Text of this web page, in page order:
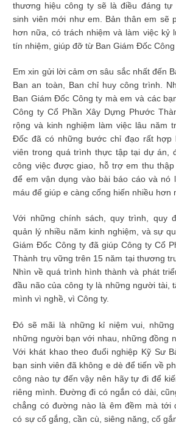
thương hiệu công ty sẽ là điều đáng tự
sinh viên mới như em. Bản thân em sẽ
hơn nữa, có trách nhiệm và làm việc kỷ
tín nhiệm, giúp đỡ từ Ban Giám Đốc Công
Em xin gửi lời cảm ơn sâu sắc nhất đến
Ban an toàn, Ban chỉ huy công trình.
Ban Giám Đốc Công ty mà em và các
Công ty Cổ Phần Xây Dựng Phước
rộng và kinh nghiệm làm việc lâu năm
Đốc đã có những bước chỉ đạo rất hợp
viên trong quá trình thực tập tại dự án,
công việc được giao, hỗ trợ em thu
để em vận dụng vào bài báo cáo và nó
máu để giúp e càng cống hiến nhiều hơn
Với những chính sách, quy trình, quy
quản lý nhiều năm kinh nghiệm, và sự
Giám Đốc Công ty đã giúp Công ty Cổ
Thành trụ vững trên 15 năm tại thương
Nhìn về quá trình hình thành và phát
đầu não của công ty là những người tài,
mình vì nghề, vì Công ty.
Đó sẽ mãi là những kỉ niệm vui,
những người bạn với nhau, những đồng
Với khát khao theo đuổi nghiệp Kỹ Sư
bạn sinh viên đã không e dè để tiến về
công nào tự đến vậy nên hãy tự đi để
riêng mình. Đường đi có ngắn có dài,
chẳng có đường nào là êm đềm mà tới
có sự cố gắng, cần cù, siêng năng, cố